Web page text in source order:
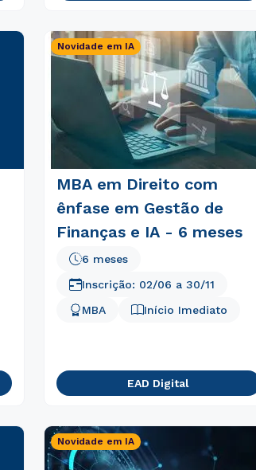
Novidade em IA
MBA em Direito com
ênfase em Gestão de
Finanças e IA - 6 meses
6 meses
MBA Início Imediato
Inscrição: 02/06 a 30/11
EAD Digital
Novidade em IA